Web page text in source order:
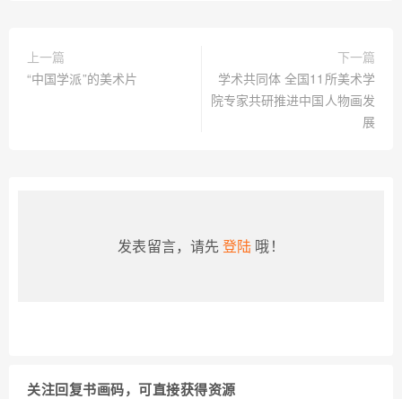
上一篇
“中国学派”的美术片
下一篇
学术共同体 全国11所美术学
院专家共研推进中国人物画发
展
发表留言，请先登陆 哦！
关注回复书画码，可直接获得资源